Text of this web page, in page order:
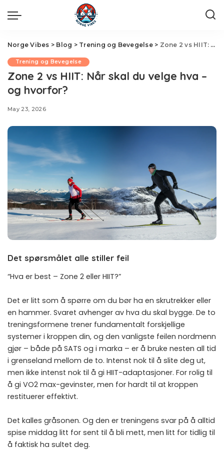
Norge Vibes > Blog > Trening og Bevegelse> Zone 2 vs HIIT: Når skal du velge hva – og hvorfor?
Trening og Bevegelse
Zone 2 vs HIIT: Når skal du velge hva –
og hvorfor?
May 23, 2026
Det spørsmålet alle stiller feil
“Hva er best – Zone 2 eller HIIT?”
Det er litt som å spørre om du bør ha en skrutrekker eller
en hammer. Svaret avhenger av hva du skal bygge. De to
treningsformene trener fundamentalt forskjellige
systemer i kroppen din, og den vanligste feilen nordmenn
gjør – både på SATS og i marka – er å bruke nesten all tid
i grenseland mellom de to. Intenst nok til å slite deg ut,
men ikke intenst nok til å gi HIIT-adaptasjoner. For rolig til
å gi VO2 max-gevinster, men for hardt til at kroppen
restituerer effektivt.
Det kalles gråsonen. Og den er treningens svar på å alltid
spise middag litt for sent til å bli mett, men litt for tidlig til
å faktisk ha sultet deg.